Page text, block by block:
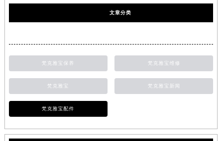
文章分类
梵克雅宝保养 梵克雅宝维修
梵克雅宝 梵克雅宝新闻
梵克雅宝配件